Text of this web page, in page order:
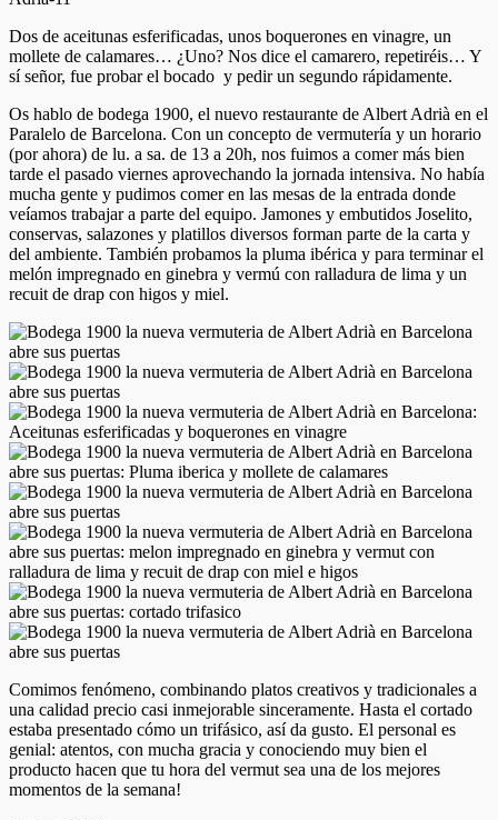
Dos de aceitunas esferificadas, unos boquerones en vinagre, un
mollete de calamares… ¿Uno? Nos dice el camarero, repetiréis… Y
sí señor, fue probar el bocado y pedir un segundo rápidamente.
Os hablo de bodega 1900, el nuevo restaurante de Albert Adrià en el
Paralelo de Barcelona. Con un concepto de vermutería y un horario
(por ahora) de lu. a sa. de 13 a 20h, nos fuimos a comer más bien
tarde el pasado viernes aprovechando la jornada intensiva. No había
mucha gente y pudimos comer en las mesas de la entrada donde
veíamos trabajar a parte del equipo. Jamones y embutidos Joselito,
conservas, salazones y platillos diversos forman parte de la carta y
del ambiente. También probamos la pluma ibérica y para terminar el
melón impregnado en ginebra y vermú con ralladura de lima y un
recuit de drap con higos y miel.
Comimos fenómeno, combinando platos creativos y tradicionales a
una calidad precio casi inmejorable sinceramente. Hasta el cortado
estaba presentado cómo un trifásico, así da gusto. El personal es
genial: atentos, con mucha gracia y conociendo muy bien el
producto hacen que tu hora del vermut sea una de los mejores
momentos de la semana!